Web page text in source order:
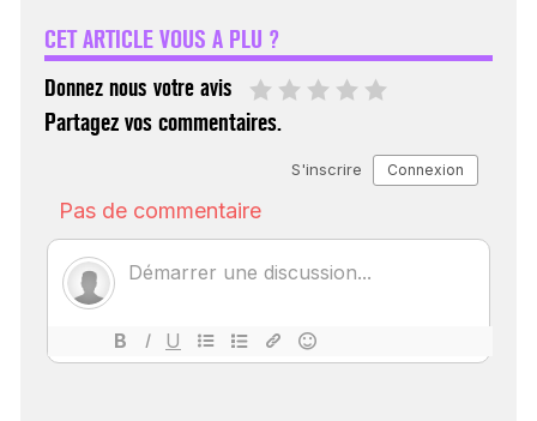
CET ARTICLE VOUS A PLU ?
Donnez nous votre avis
Partagez vos commentaires.
ÉCHO : DES IMAGES
POUR TOUTES LES
18 juil 2022